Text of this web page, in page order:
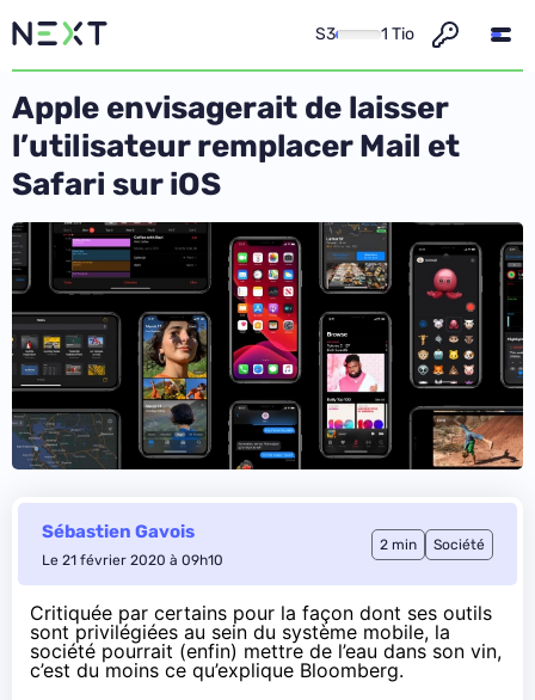
S3 1 Tio
Apple envisagerait de laisser
l’utilisateur remplacer Mail et
Safari sur iOS
Sébastien Gavois
Le 21 février 2020 à 09h10
2 min Société
Critiquée par certains pour la façon dont ses outils
sont privilégiées au sein du système mobile, la
société pourrait (enfin) mettre de l’eau dans son vin,
c’est du moins ce qu’explique Bloomberg.